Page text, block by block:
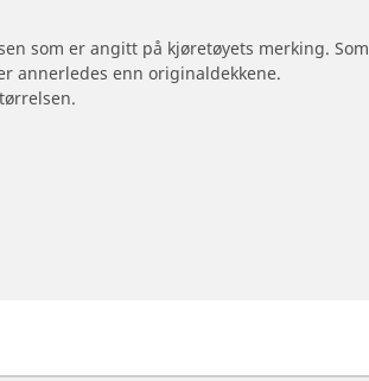
som er angitt på kjøretøyets merking.
annerledes enn originaldekkene.